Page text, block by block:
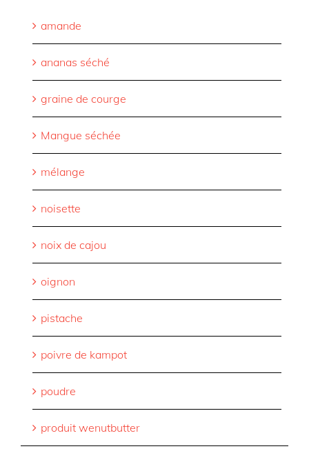
amande
ananas séché
graine de courge
Mangue séchée
mélange
noisette
noix de cajou
oignon
pistache
poivre de kampot
poudre
produit wenutbutter